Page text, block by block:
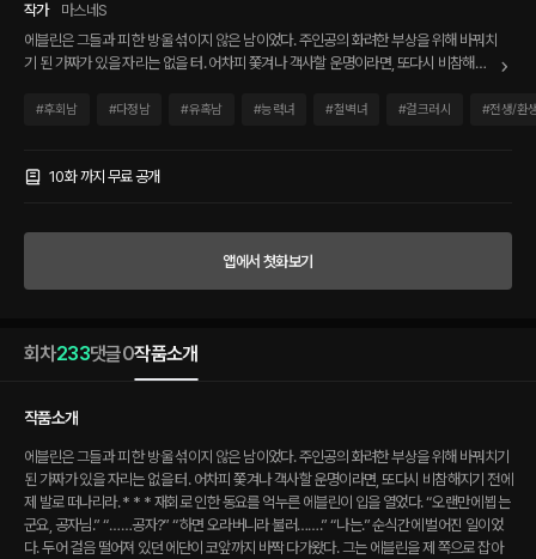
작가
마스네S
에블린은 그들과 피 한 방울 섞이지 않은 남이었다. 주인공의 화려한 부상을 위해 바꿔치
기 된 가짜가 있을 자리는 없을 터. 어차피 쫓겨나 객사할 운명이라면, 또다시 비참해지
랜만에 뵙는군요, 공자님.” “……공자?” “하면 오라버니라 불러…….” “나는.” 순식간에
속에서 뜨겁게 타오르는 감정이 선명했다. 그것을 보게 된 에블린은 결국 조소를 내뱉고
#후회남 #다정남 #유혹남 #능력녀 #철벽녀 #걸크러시 #전생/환
10화 까지 무료 공개
앱에서 첫화보기
회차233댓글0작품소개
작품소개
에블린은 그들과 피 한 방울 섞이지 않은 남이었다. 주인공의 화려한 부상을 위해 바꿔치기
된 가짜가 있을 자리는 없을 터. 어차피 쫓겨나 객사할 운명이라면, 또다시 비참해지기 전에
제 발로 떠나리라. * * * 재회로 인한 동요를 억누른 에블린이 입을 열었다. “오랜만에 뵙는
군요, 공자님.” “……공자?” “하면 오라버니라 불러…….” “나는.” 순식간에 벌어진 일이었
다. 두어 걸음 떨어져 있던 에단이 코앞까지 바짝 다가왔다. 그는 에블린을 제 쪽으로 잡아